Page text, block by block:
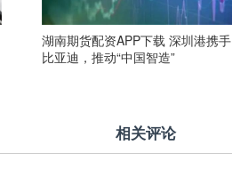
湖南期货配资APP下载 深圳港携手
比亚迪，推动“中国智造”
相关评论